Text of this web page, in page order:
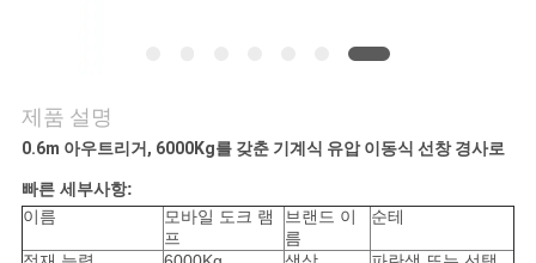
뉴
스
제품 설명
0.6m 아우트리거, 6000Kg를 갖춘 기계식 유압 이동식 선창 경사로
빠른 세부사항:
이름
모바일 도크 램
프
브랜드 이
름
순테